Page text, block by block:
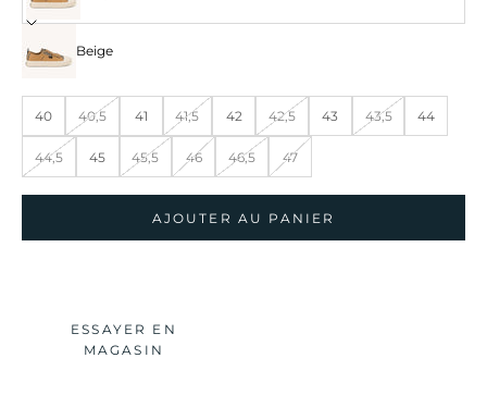
Beige
40 40,5 41 41,5 42 42,5 43 43,5 44
44,5 45 45,5 46 46,5 47
AJOUTER AU PANIER
ESSAYER EN
MAGASIN